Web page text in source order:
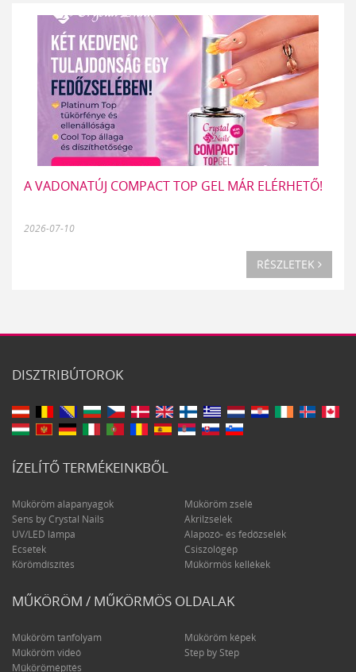
A VADONATÚJ COMPACT TOP GEL MÁR ELÉRHETŐ!
2026-07-10
RÉSZLETEK
DISZTRIBÚTOROK
ÍZELÍTŐ TERMÉKEINKBŐL
Műköröm alapanyagok
Műköröm zselé
Sens by Crystal Nails
Akrilzselék
UV/LED lámpa
Alapozó- és fedőzselék
Ecsetek
Csiszológép
Körömdíszítés
Műkörmös kellékek
MŰKÖRÖM / MŰKÖRMÖS OLDALAK
Műköröm tanfolyam
Műköröm képek
Műköröm videó
Step by Step
Műkörömépítés